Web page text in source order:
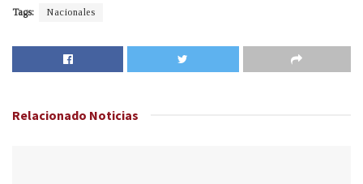
Tags: Nacionales
Relacionado Noticias